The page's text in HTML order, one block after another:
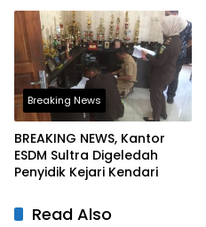
Breaking News
BREAKING NEWS, Kantor
ESDM Sultra Digeledah
Penyidik Kejari Kendari
Read Also